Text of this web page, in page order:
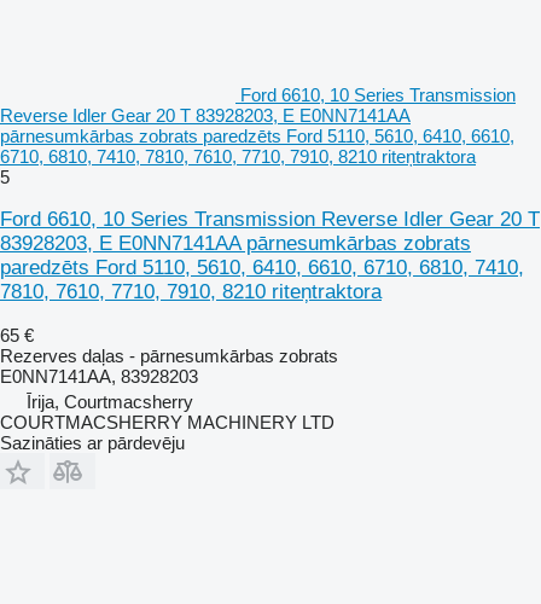
Ford 6610, 10 Series Transmission
Reverse Idler Gear 20 T 83928203, E E0NN7141AA
pārnesumkārbas zobrats paredzēts Ford 5110, 5610, 6410, 6610,
6710, 6810, 7410, 7810, 7610, 7710, 7910, 8210 riteņtraktora
5
Ford 6610, 10 Series Transmission Reverse Idler Gear 20 T
83928203, E E0NN7141AA pārnesumkārbas zobrats
paredzēts Ford 5110, 5610, 6410, 6610, 6710, 6810, 7410,
7810, 7610, 7710, 7910, 8210 riteņtraktora
65 €
Rezerves daļas - pārnesumkārbas zobrats
E0NN7141AA, 83928203
Īrija, Courtmacsherry
COURTMACSHERRY MACHINERY LTD
Sazināties ar pārdevēju